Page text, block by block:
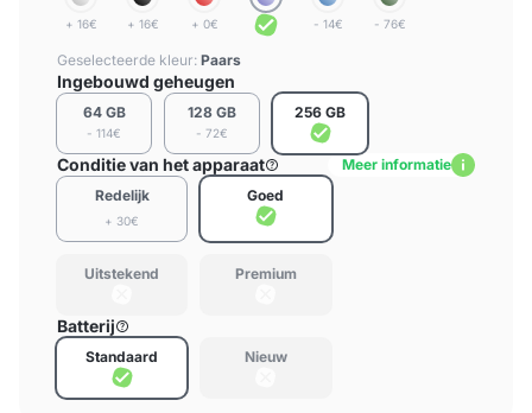
+ 16€ + 16€ + 0€ - 14€ - 76€
Geselecteerde kleur: Paars
Ingebouwd geheugen
64 GB
- 114€
128 GB
- 72€
256 GB
Conditie van het apparaat
Meer informatie
Redelijk
+ 30€
Goed
Uitstekend Premium
Batterij
Standaard Nieuw